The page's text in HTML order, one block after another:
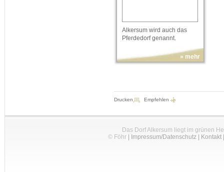
Alkersum wird auch das
Pferdedorf genannt.
» mehr
Drucken Empfehlen
Das Dorf Alkersum liegt im grünen
© Föhr| Impressum/Datenschutz| Kontakt